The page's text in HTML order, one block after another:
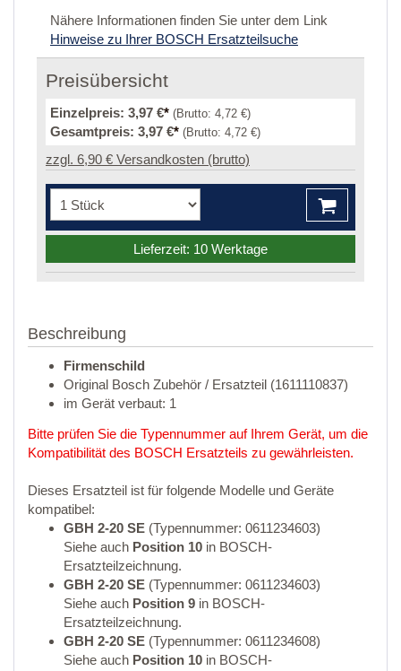
Nähere Informationen finden Sie unter dem Link
Hinweise zu Ihrer BOSCH Ersatzteilsuche
Preisübersicht
Einzelpreis: 3,97 €* (Brutto: 4,72 €)
Gesamtpreis: 3,97 €* (Brutto: 4,72 €)
zzgl. 6,90 € Versandkosten (brutto)
Lieferzeit: 10 Werktage
Beschreibung
Firmenschild
Original Bosch Zubehör / Ersatzteil (1611110837)
im Gerät verbaut: 1
Bitte prüfen Sie die Typennummer auf Ihrem Gerät, um die
Kompatibilität des BOSCH Ersatzteils zu gewährleisten.
Dieses Ersatzteil ist für folgende Modelle und Geräte
kompatibel:
GBH 2-20 SE (Typennummer: 0611234603)
Siehe auch Position 10 in BOSCH-
Ersatzteilzeichnung.
GBH 2-20 SE (Typennummer: 0611234603)
Siehe auch Position 9 in BOSCH-
Ersatzteilzeichnung.
GBH 2-20 SE (Typennummer: 0611234608)
Siehe auch Position 10 in BOSCH-